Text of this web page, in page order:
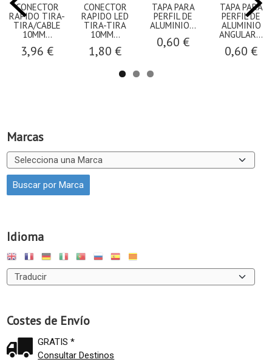
Marcas
Idioma
Costes de Envío
GRATIS *
Consultar Destinos
CONECTOR
RAPIDO TIRA-
TIRA/CABLE
10MM...
3,96 €
CONECTOR
RAPIDO LED
TIRA-TIRA
10MM...
1,80 €
TAPA PARA
PERFIL DE
ALUMINIO...
0,60 €
TAPA PARA
PERFIL DE
ALUMINIO
ANGULAR...
0,60 €